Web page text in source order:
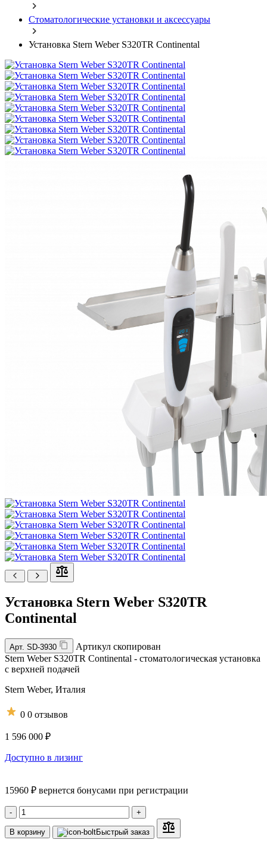
Стоматологические установки и аксессуары
Установка Stern Weber S320TR Continental
Установка Stern Weber S320TR
Continental
Арт. SD-3930
Артикул скопирован
Stern Weber S320TR Continental - стоматологическая установка
с верхней подачей
Stern Weber, Италия
0 0 отзывов
1 596 000 ₽
Доступно в лизинг
15960 ₽ вернется бонусами при регистрации
- +
В корзину Быстрый заказ